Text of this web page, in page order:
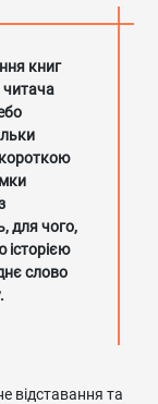
книг
читача
для чого,
історією
слово
відставання та